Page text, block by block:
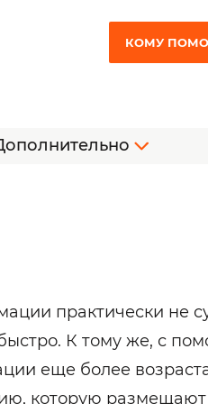
КОМУ
практически не
К тому же, с
еще более
которую размещают